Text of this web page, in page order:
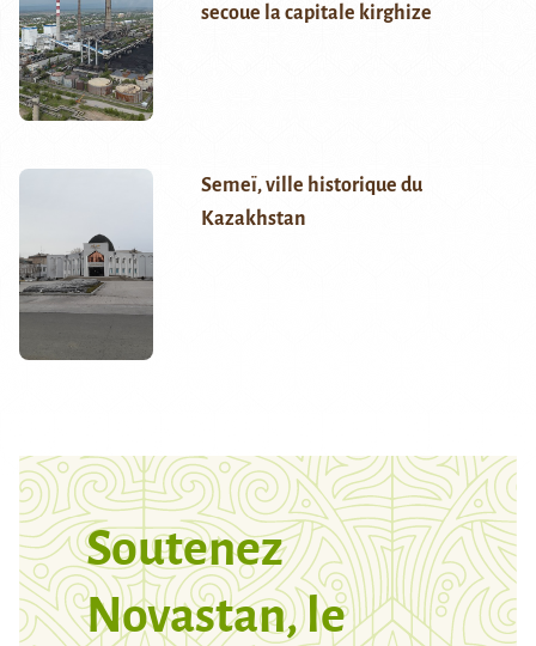
secoue la capitale kirghize
Semeï, ville historique du
Kazakhstan
Soutenez
Novastan, le